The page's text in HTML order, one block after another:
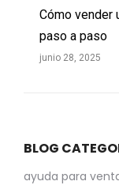
Cómo vender
paso a paso
junio 28, 2025
BLOG
ayuda para